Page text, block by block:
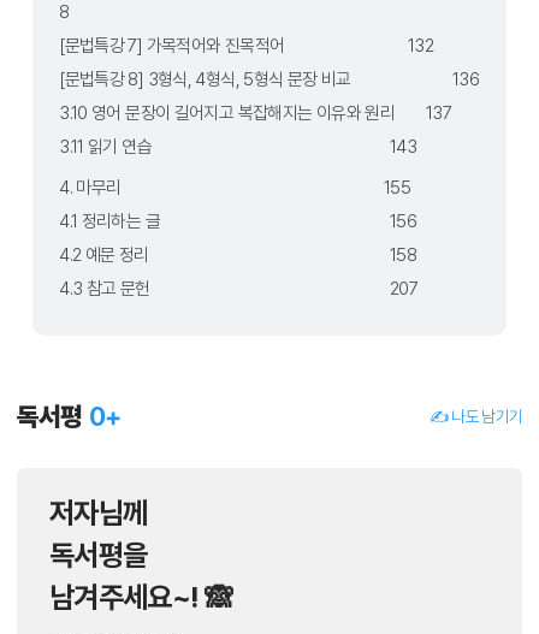
8
[문법특강 7] 가목적어와 진목적어	                             132
[문법특강 8] 3형식, 4형식, 5형식 문장 비교	                     136
3.10 영어 문장이 길어지고 복잡해지는 이유와 원리	     137
3.11 읽기 연습	                                                     143
4. 마무리	                                                             155
4.1 정리하는 글	                                                     156
4.2 예문 정리	                                                     158
4.3 참고 문헌	                                                     207
독서평 0+ ✍️ 나도 남기기
저자님께
독서평을
남겨주세요~! 🙈